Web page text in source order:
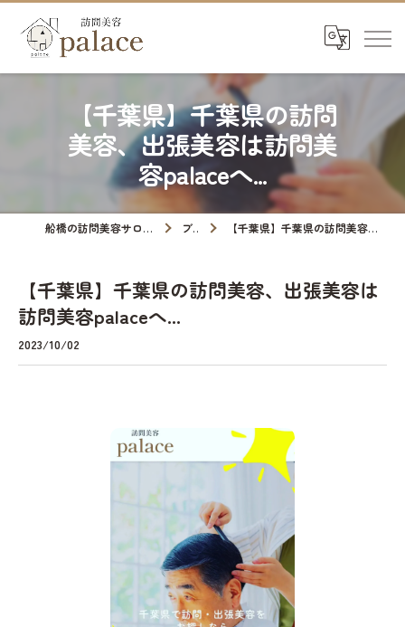
【千葉県】千葉県の訪問
美容、出張美容は訪問美
容palaceへ...
船橋の訪問美容サロンなら訪問美容palace ブログ 【千葉県】千葉県の訪問美容、出張美容は訪問美容palaceへ...
【千葉県】千葉県の訪問美容、出張美容は
訪問美容palaceへ...
2023/10/02